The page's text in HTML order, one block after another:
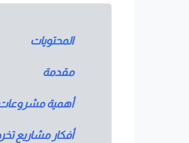
المحتويات
مقدمة
أهمية مشروعات
أفكار مشاريع